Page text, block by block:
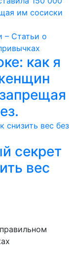
– Статьи о
как я
секрет
вес